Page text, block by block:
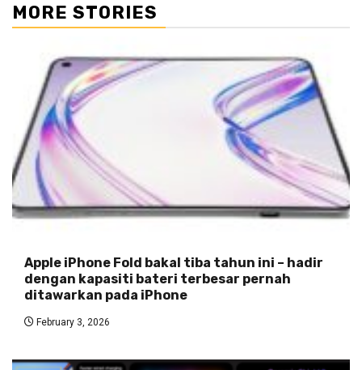
MORE STORIES
Apple iPhone Fold bakal tiba tahun ini – hadir
dengan kapasiti bateri terbesar pernah
ditawarkan pada iPhone
February 3, 2026